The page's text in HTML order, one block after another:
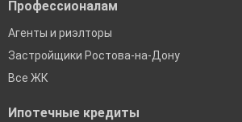
Профессионалам
Агенты и риэлторы
Застройщики Ростова-на-Дону
Все ЖК
Ипотечные кредиты